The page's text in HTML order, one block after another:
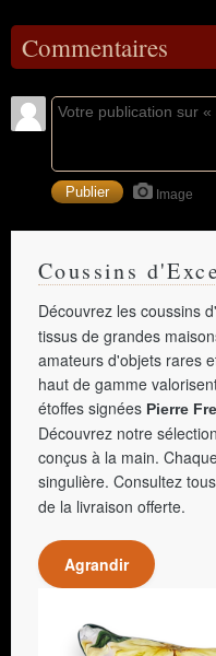
Commentaires
Image
Coussins
Découvrez les coussins
tissus de grandes
amateurs d'objets rares
haut de gamme
étoffes signées Pierre
Découvrez notre
conçus à la main.
singulière. Consultez
de la livraison offerte.
Agrandir